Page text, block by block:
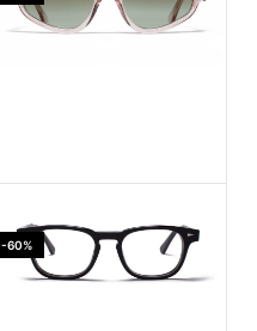
Dustlight
455.00€ 182.00€
-60%